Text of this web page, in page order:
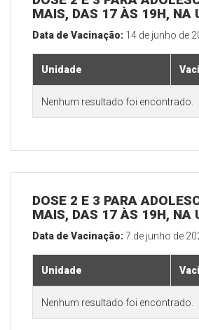
MAIS, DAS 17 ÀS 19H, NA
Data de Vacinação: 14 de junho de
Unidade
Nenhum resultado foi encontrado.
DOSE 2 E 3 PARA
MAIS, DAS 17 ÀS 19H, NA
Data de Vacinação:7 de junho de
Unidade
Nenhum resultado foi encontrado.